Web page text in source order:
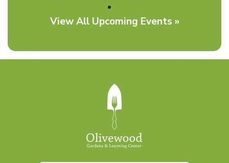
View All Upcoming Events »